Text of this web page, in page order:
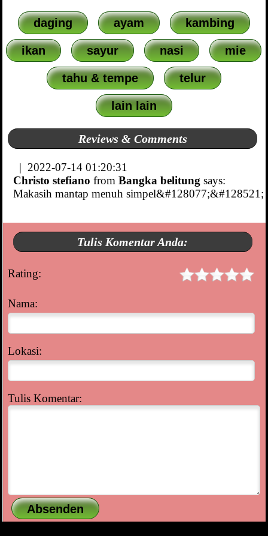
daging ayam kambing
ikan sayur nasi mie
tahu & tempe telur
lain lain
Reviews & Comments
| 2022-07-14 01:20:31
Christo stefiano from Bangka belitung says:
Makasih mantap menuh simpel&#128077;&#128521;
Tulis Komentar Anda:
Rating:
Nama:
Lokasi:
Tulis Komentar: